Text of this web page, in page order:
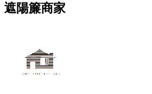
遮陽簾商家